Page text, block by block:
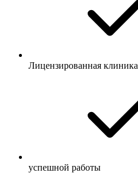
Лицензированная клиника
успешной работы